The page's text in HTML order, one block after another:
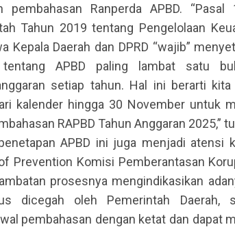
pembahasan Ranperda APBD.
Tahun 2019 tentang Pengelolaan
Kepala Daerah dan DPRD “wajib”
tentang APBD paling lambat satu
setiap tahun. Hal ini berarti kita
kalender hingga 30 November untuk
RAPBD Tahun Anggaran 2025,”
APBD ini juga menjadi atensi
Prevention Komisi Pemberantasan
prosesnya mengindikasikan
dicegah oleh Pemerintah Daerah,
pembahasan dengan ketat dan dapat